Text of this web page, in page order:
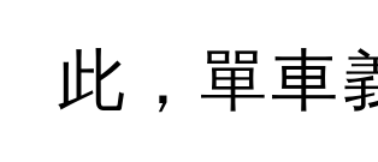
此，單車